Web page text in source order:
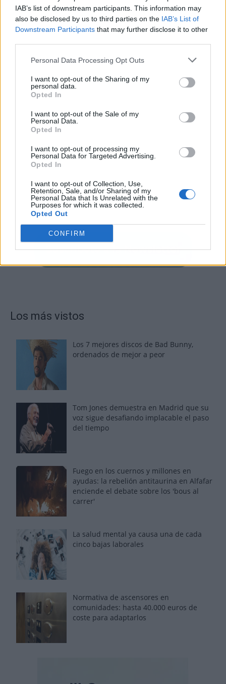
IAB’s list of downstream participants. This information may
also be disclosed by us to third parties on the IAB’s List of
Downstream Participants that may further disclose it to other
Personal Data Processing Opt Outs
I want to opt-out of the Sharing of my
personal data.
Opted In
I want to opt-out of the Sale of my
Personal Data.
Opted In
I want to opt-out of processing my
Personal Data for Targeted Advertising.
Opted In
I want to opt-out of Collection, Use,
Retention, Sale, and/or Sharing of my
Personal Data that Is Unrelated with the
Purposes for which it was collected.
Opted Out
CONFIRM
Los más vistos
Los 7 mejores discos de Bad Bunny,
ordenados de mejor a peor
Tom Jones demuestra en Madrid que su
voz sigue desafiando implacable el paso
del tiempo
Fuego en los cuernos y millones en
ayudas: la rebelión antitaurina en Alfafar
enciende el debate sobre los 'bous al
carrer'
La salud mental ya causa una de cada
cinco bajas laborales
Normativa de ascensores en
comunidades: hasta 40.000 euros de
coste para adaptarlos